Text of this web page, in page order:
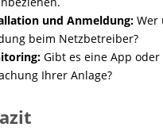
und Anmeldung:Wer
beim Netzbetreiber?
Gibt es eine App oder
Ihrer Anlage?